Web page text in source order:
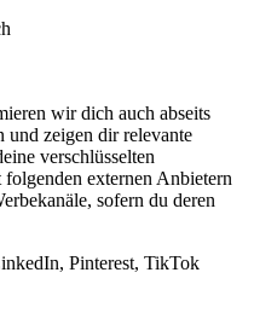
wir dich auch abseits
und zeigen dir relevante
verschlüsselten
externen Anbietern
sofern du deren
Pinterest, TikTok